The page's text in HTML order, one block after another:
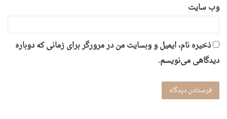
وب‌ سایت
ذخیره نام، ایمیل و وبسایت من در مرورگر برای زمانی که دوباره
دیدگاهی می‌نویسم.